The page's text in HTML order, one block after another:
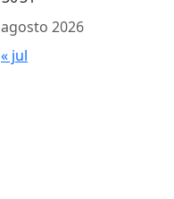
agosto 2026
« jul